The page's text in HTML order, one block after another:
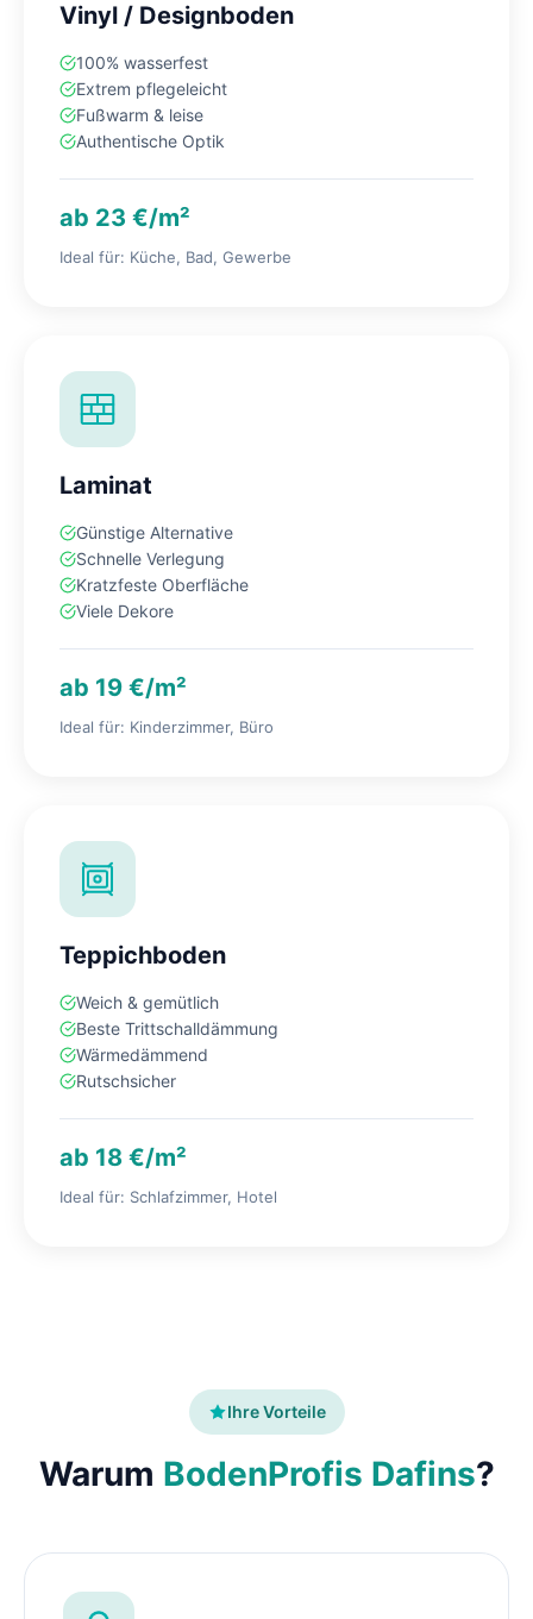
Vinyl / Designboden
100% wasserfest
Extrem pflegeleicht
Fußwarm & leise
Authentische Optik
ab 23 €/m²
Ideal für: Küche, Bad, Gewerbe
Laminat
Günstige Alternative
Schnelle Verlegung
Kratzfeste Oberfläche
Viele Dekore
ab 19 €/m²
Ideal für: Kinderzimmer, Büro
Teppichboden
Weich & gemütlich
Beste Trittschalldämmung
Wärmedämmend
Rutschsicher
ab 18 €/m²
Ideal für: Schlafzimmer, Hotel
Ihre Vorteile
Warum BodenProfis Dafins?